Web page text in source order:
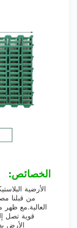
الخصائص:
الأرضية
العالية.مع
الأرض